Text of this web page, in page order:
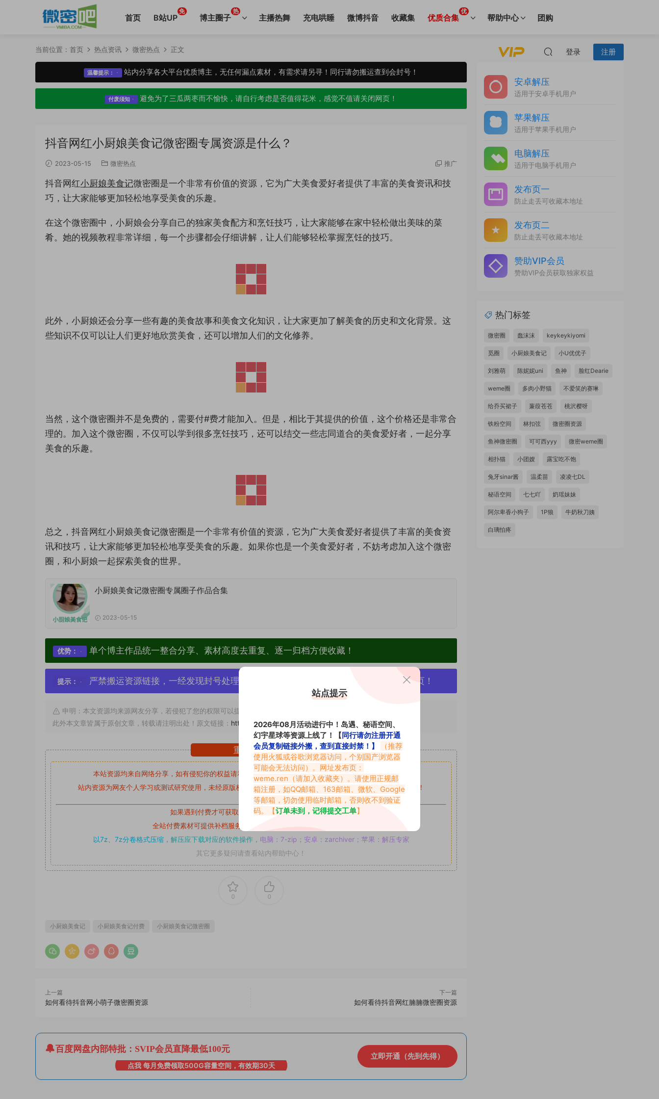
首页 B站UP
免
博主圈子
热
主播热舞 充电哄睡 微博抖音 收藏集 优质合集
优
帮助中心 团购
登录 注册
当前位置： 首页 热点资讯 微密热点 正文
温馨提示： 站内分享各大平台优质博主，无任何漏点素材，有需求请另寻！同行请勿搬运查到会封号！
付废须知 避免为了三瓜两枣而不愉快，请自行考虑是否值得花米，感觉不值请关闭网页！
抖音网红小厨娘美食记微密圈专属资源是什么？
2023-05-15 微密热点 推广
抖音网红小厨娘美食记微密圈是一个非常有价值的资源，它为广大美食爱好者提供了丰富的美食资讯和技
巧，让大家能够更加轻松地享受美食的乐趣。
在这个微密圈中，小厨娘会分享自己的独家美食配方和烹饪技巧，让大家能够在家中轻松做出美味的菜
肴。她的视频教程非常详细，每一个步骤都会仔细讲解，让人们能够轻松掌握烹饪的技巧。
此外，小厨娘还会分享一些有趣的美食故事和美食文化知识，让大家更加了解美食的历史和文化背景。这
些知识不仅可以让人们更好地欣赏美食，还可以增加人们的文化修养。
当然，这个微密圈并不是免费的，需要付#费才能加入。但是，相比于其提供的价值，这个价格还是非常合
理的。加入这个微密圈，不仅可以学到很多烹饪技巧，还可以结交一些志同道合的美食爱好者，一起分享
美食的乐趣。
总之，抖音网红小厨娘美食记微密圈是一个非常有价值的资源，它为广大美食爱好者提供了丰富的美食资
讯和技巧，让大家能够更加轻松地享受美食的乐趣。如果你也是一个美食爱好者，不妨考虑加入这个微密
圈，和小厨娘一起探索美食的世界。
小厨娘美食记微密圈专属圈子作品合集
2023-05-15
优势： 单个博主作品统一整合分享、素材高度去重复、逐一归档方便收藏！
提示： 严禁搬运资源链接，一经发现封号处理，素材资源无露点、需求请绕道，关闭本站网页！
申明：本文资源均来源网友分享，若侵犯了您的权限可以提交工单处理。
此外本文章皆属于原创文章，转载请注明出处！原文链接： https://www.vmiba.com/300.html
重要声明
本站资源均来自网络分享，如有侵犯你的权益请私信留言收到留言后，我们会第一时间进行审核后删除。
站内资源为网友个人学习或测试研究使用，未经原版权作者许可,禁止用于任何商业途径！请在下载24小时内删除！
如果遇到付费才可获取的素材，建议升级对应的VIP。
全站付费素材可提供补档服务
以7z、7z分卷格式压缩， 解压应下载对应的软件操作， 电脑：7-zip；安卓：zarchiver；苹果：解压专家
其它更多疑问请查看站内帮助中心！
0 0
小厨娘美食记 小厨娘美食记付费 小厨娘美食记微密圈
上一篇
如何看待抖音网小萌子微密圈资源
下一篇
如何看待抖音网红腩腩微密圈资源
百度网盘内部特批：SVIP会员直降最低100元
点我 每月免费领取500G容量空间，有效期30天
立即开通（先到先得）
安卓解压
适用于安卓手机用户
苹果解压
适用于苹果手机用户
电脑解压
适用于电脑手机用户
发布页一
防止走丢可收藏本地址
发布页二
防止走丢可收藏本地址
赞助VIP会员
赞助VIP会员获取独家权益
热门标签
微密圈 蠢沫沫 keykeykiyomi
觅圈 小厨娘美食记 小U优优子
刘雅萌 陈妮妮uni 鱼神 脸红Dearie
weme圈 多肉小野猫 不爱笑的赛琳
给乔买裙子 蒹葭苍苍 桃沢樱呀
铁粉空间 林扣弦 微密圈资源
鱼神微密圈 可可西yyy 微密weme圈
相扑猫 小团嫂 露宝吃不饱
兔牙sinar酱 温柔苗 凌凌七DL
秘语空间 七七吖 奶瑶妹妹
阿尔卑香小狗子 1P狼 牛奶秋刀姨
白璃怕疼
站点提示
2026年08月活动进行中！岛遇、秘语空间、
幻宇星球等资源上线了！【同行请勿注册开通
会员复制链接外搬，查到直接封禁！】
（推荐
使用火狐或谷歌浏览器访问，个别国产浏览器
可能会无法访问）。网址发布页：
weme.ren （请加入收藏夹）。请使用正规邮
箱注册，如QQ邮箱、163邮箱、微软、Google
等邮箱，切勿使用临时邮箱，否则收不到验证
码。【订单未到，记得提交工单】